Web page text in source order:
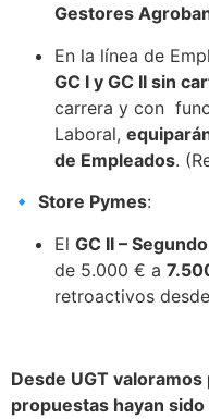
Gestores
En la línea de
GC I y GC II sin
carrera y con
Laboral,
de Empleados.
🔹 Store Pymes:
El GC II –
de 5.000 € a
retroactivos
Desde UGT
propuestas hayan